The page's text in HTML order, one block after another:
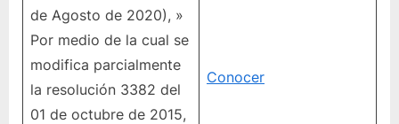
de Agosto de 2020), »
Por medio de la cual se
modifica parcialmente
la resolución 3382 del
01 de octubre de 2015,
Conocer